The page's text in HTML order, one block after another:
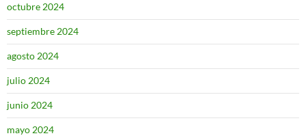
octubre 2024
septiembre 2024
agosto 2024
julio 2024
junio 2024
mayo 2024